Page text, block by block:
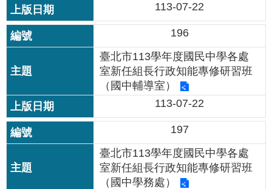
113-07-22
196
臺北市113學年度國民中學各處
室新任組長行政知能專修研習班
（國中輔導室）
113-07-22
197
臺北市113學年度國民中學各處
室新任組長行政知能專修研習班
（國中學務處）